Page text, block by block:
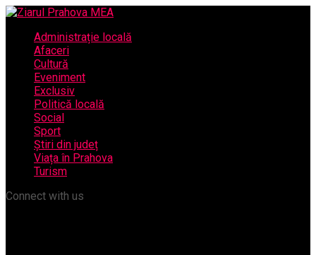
Administrație locală
Afaceri
Cultură
Eveniment
Exclusiv
Politică locală
Social
Sport
Știri din județ
Viața în Prahova
Turism
Connect with us